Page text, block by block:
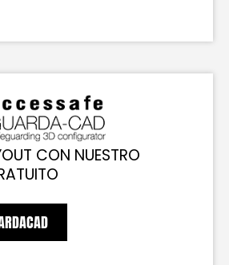
CON NUESTRO